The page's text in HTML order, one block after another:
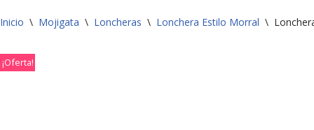
Inicio \ Mojigata \ Loncheras \ Lonchera Estilo Morral \
¡Oferta!